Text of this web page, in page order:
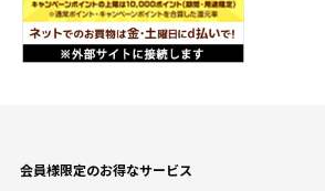
会員様限定のお得なサービス